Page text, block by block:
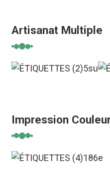
Artisanat Multiple
Impression